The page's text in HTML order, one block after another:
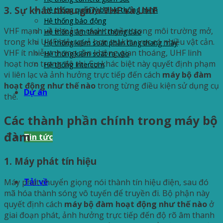
Hệ thống quản lý bãi xe thông minh
Hệ thống báo động
Hệ thống âm thanh thông báo
Hệ thống kiểm soát phân tầng thang máy
Hệ thống kiểm soát ra vào
Hệ thống Intercom
Dự án
Tin tức
Tải về
3. Sự khác nhau giữa VHF và UHF
VHF mạnh về khoảng cách truyền trong môi trường mở,
trong khi UHF hiệu quả hơn tại khu vực có nhiều vật cản.
VHF ít nhiễu nhưng cần không gian thoáng, UHF linh
hoạt hơn trong đô thị. Sự khác biệt này quyết định phạm
vi liên lạc và ảnh hưởng trực tiếp đến cách máy bộ đàm
hoạt động như thế nàotrong từng điều kiện sử dụng cụ
thể.
Các thành phần chính trong máy bộ
đàm
1. Máy phát tín hiệu
Máy phát chuyển giọng nói thành tín hiệu điện, sau đó
mã hóa thành sóng vô tuyến để truyền đi. Bộ phận này
quyết định cách máy bộ đàm hoạt động như thế nào ở
giai đoạn phát, ảnh hưởng trực tiếp đến độ rõ âm thanh